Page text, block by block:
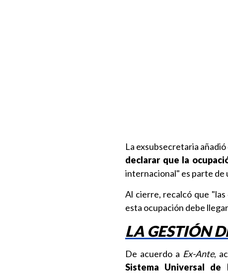
La exsubsecretaria añadió
declarar que la
internacional" es parte de
Al cierre, recalcó que
esta ocupación debe
LA GESTIÓN
De acuerdo a Ex-Ante,
Sistema Universal de